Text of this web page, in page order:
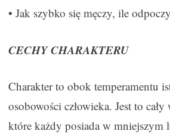
• Jak szybko się męczy, ile
CECHY CHARAKTERU
Charakter to obok temperamentu
osobowości człowieka. Jest to cały
które każdy posiada w mniejszym